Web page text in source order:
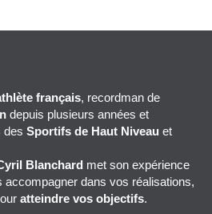
français, recordman de
depuis plusieurs années et
des Sportifs de Haut Niveau et
Blanchard met son expérience
dans vos réalisations,
atteindre vos objectifs.